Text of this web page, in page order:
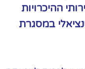
ההיכרויות
במסגרת